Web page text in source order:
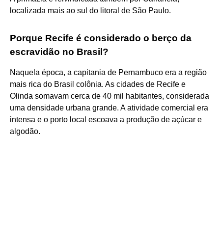
localizada mais ao sul do litoral de São Paulo.
Porque Recife é considerado o berço da
escravidão no Brasil?
Naquela época, a capitania de Pernambuco era a região
mais rica do Brasil colônia. As cidades de Recife e
Olinda somavam cerca de 40 mil habitantes, considerada
uma densidade urbana grande. A atividade comercial era
intensa e o porto local escoava a produção de açúcar e
algodão.